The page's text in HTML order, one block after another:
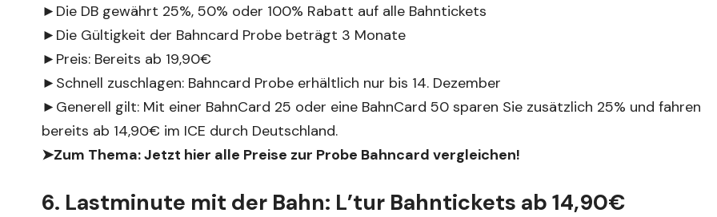
►Die DB gewährt 25%, 50% oder 100% Rabatt auf alle Bahntickets
►Die Gültigkeit der Bahncard Probe beträgt 3 Monate
►Preis: Bereits ab 19,90€
►Schnell zuschlagen: Bahncard Probe erhältlich nur bis 14. Dezember
►Generell gilt: Mit einer BahnCard 25 oder eine BahnCard 50 sparen Sie zusätzlich 25% und fahren
bereits ab 14,90€ im ICE durch Deutschland.
➤Zum Thema:Jetzt hier alle Preise zur Probe Bahncard vergleichen!
6. Lastminute mit der Bahn: L’tur Bahntickets ab 14,90€